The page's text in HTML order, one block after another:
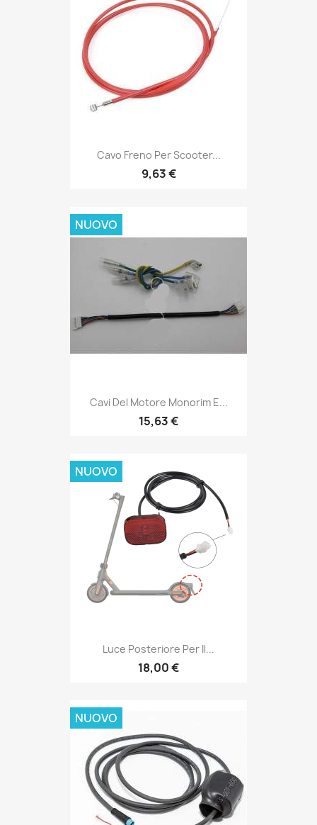
Cavo Freno Per Scooter...
9,63 €
Cavi Del Motore Monorim E...
15,63 €
NUOVO
Luce Posteriore Per Il...
18,00 €
NUOVO
NUOVO